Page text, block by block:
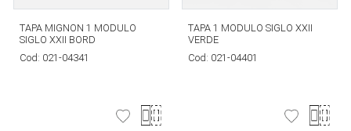
TAPA MIGNON 1 MODULO
SIGLO XXII BORD
Cod: 021-04341
TAPA 1 MODULO SIGLO XXII
VERDE
Cod: 021-04401